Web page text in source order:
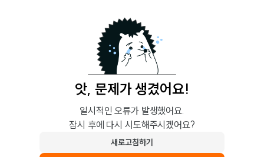
앗, 문제가 생겼어요!
일시적인 오류가 발생했어요.
잠시 후에 다시 시도해주시겠어요?
새로고침하기